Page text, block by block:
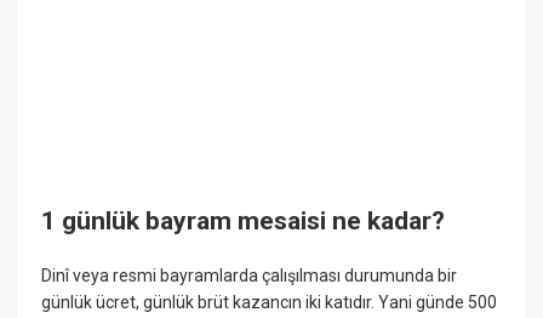
1 günlük bayram mesaisi ne kadar?
Dinî veya resmi bayramlarda çalışılması durumunda bir
günlük ücret, günlük brüt kazancın iki katıdır. Yani günde 500